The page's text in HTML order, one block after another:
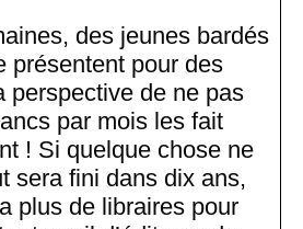
des jeunes bardés
présentent pour des
perspective de ne pas
par mois les fait
! Si quelque chose ne
sera fini dans dix ans,
a plus de libraires pour